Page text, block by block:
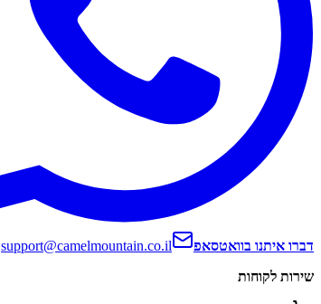
דברו איתנו בוואטסאפ
support@camelmountain.co.il
שירות לקוחות